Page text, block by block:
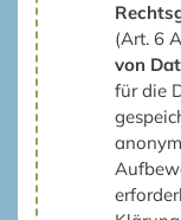
(Art. 6
von
für die